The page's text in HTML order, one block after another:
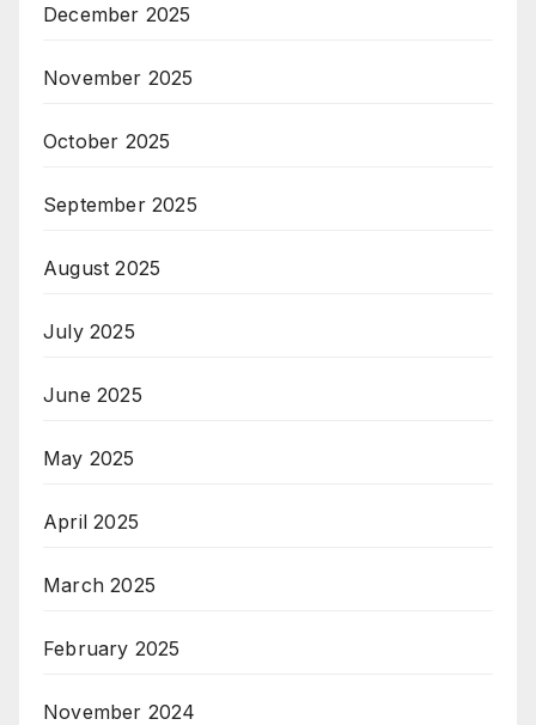
December 2025
November 2025
October 2025
September 2025
August 2025
July 2025
June 2025
May 2025
April 2025
March 2025
February 2025
November 2024